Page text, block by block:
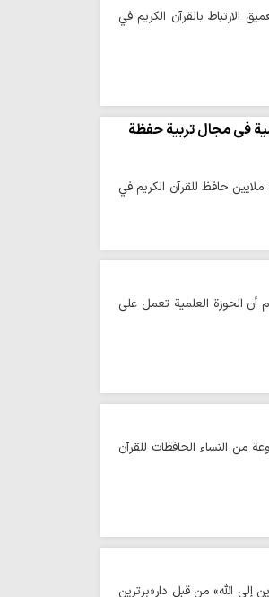
الارتباط بالقرآن الكريم في
في مجال تربية حفظة
حافظ للقرآن الكريم في
أن الحوزة العلمية تعمل على
من النساء الحافظات للقرآن
الله» من قبل دار«برترین